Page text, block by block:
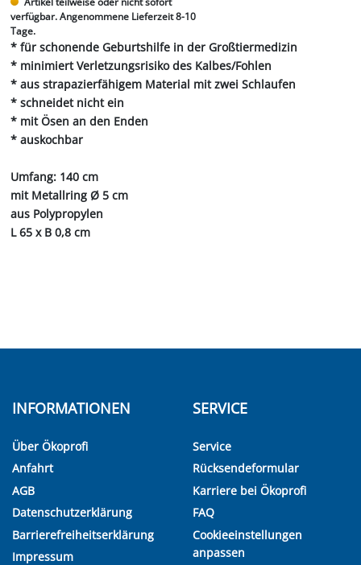
verfügbar. Angenommene Lieferzeit 8-10
Tage.
* für schonende Geburtshilfe in der Großtiermedizin
* minimiert Verletzungsrisiko des Kalbes/Fohlen
* aus strapazierfähigem Material mit zwei Schlaufen
* schneidet nicht ein
* mit Ösen an den Enden
* auskochbar
Umfang: 140 cm
mit Metallring Ø 5 cm
aus Polypropylen
L 65 x B 0,8 cm
INFORMATIONEN
Über Ökoprofi
Anfahrt
AGB
Datenschutzerklärung
Barrierefreiheitserklärung
Impressum
SERVICE
Service
Rücksendeformular
Karriere bei Ökoprofi
FAQ
Cookieeinstellungen
anpassen